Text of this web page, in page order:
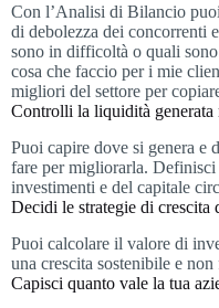
Con l’Analisi di Bilancio
di debolezza dei concorrenti
sono in difficoltà o quali
cosa che faccio per i mie
migliori del settore per
Controlli la liquidità generata
Puoi capire dove si genera e
fare per migliorarla.
investimenti e del capitale
Decidi le strategie di crescita
Puoi calcolare il valore di
una crescita sostenibile e
Capisci quanto vale la tua